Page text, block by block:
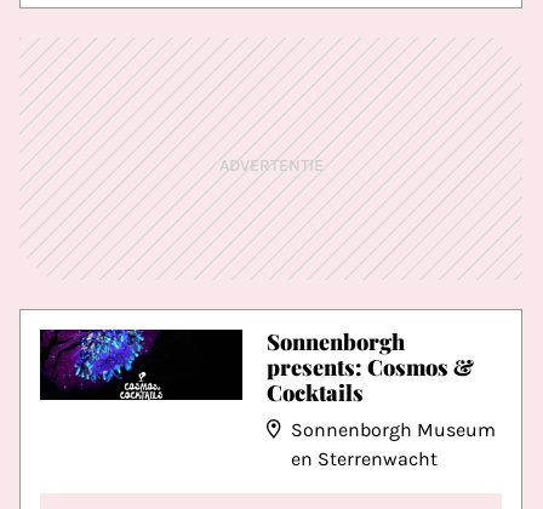
ADVERTENTIE
Sonnenborgh
presents: Cosmos &
Cocktails
Sonnenborgh Museum
en Sterrenwacht